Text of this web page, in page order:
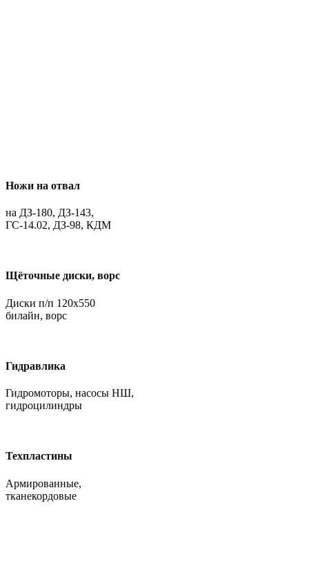
Ножи на отвал
на ДЗ-180, ДЗ-143,
ГС-14.02, ДЗ-98, КДМ
Щёточные диски, ворс
Диски п/п 120х550
билайн, ворс
Гидравлика
Гидромоторы, насосы НШ,
гидроцилиндры
Техпластины
Армированные,
тканекордовые